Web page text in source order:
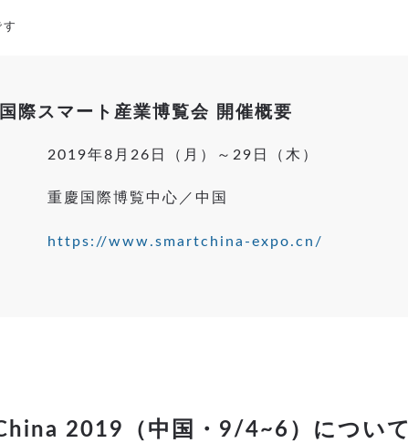
際スマート産業博覧会 開催概要
2019年8月26日（月）～29日（木）
重慶国際博覧中心／中国
https://www.smartchina-expo.cn/
2019（中国・9/4~6）について